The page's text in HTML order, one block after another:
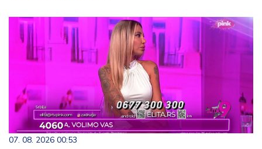
07. 08. 2026 00:53